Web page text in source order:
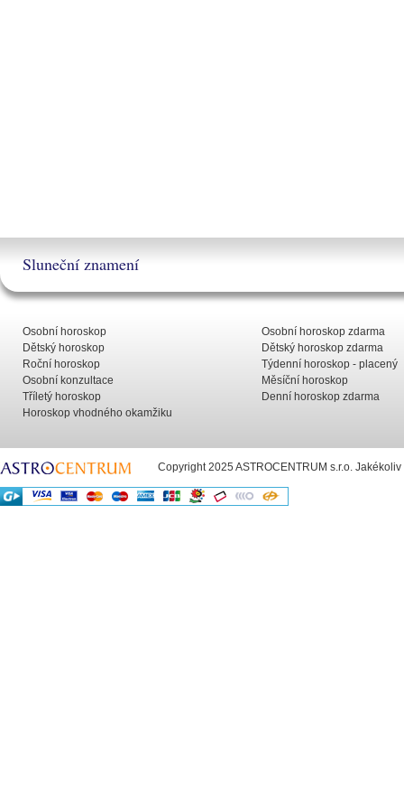
Sluneční znamení
Osobní horoskop
Dětský horoskop
Roční horoskop
Osobní konzultace
Tříletý horoskop
Horoskop vhodného okamžiku
Osobní horoskop zdarma
Dětský horoskop zdarma
Týdenní horoskop - placený
Měsíční horoskop
Denní horoskop zdarma
Copyright 2025 ASTROCENTRUM s.r.o.